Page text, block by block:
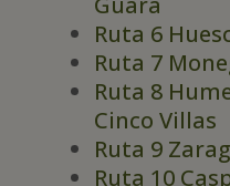
Ruta 6
Ruta 7
Ruta 8
Cinco Villas
Ruta 9
Ruta 10